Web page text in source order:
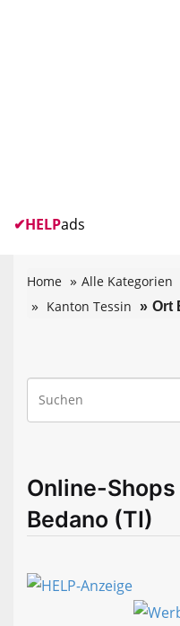
✔HELPads
Home Alle Kategorien
Kanton Tessin
Ort
Online-
Bedano (TI)